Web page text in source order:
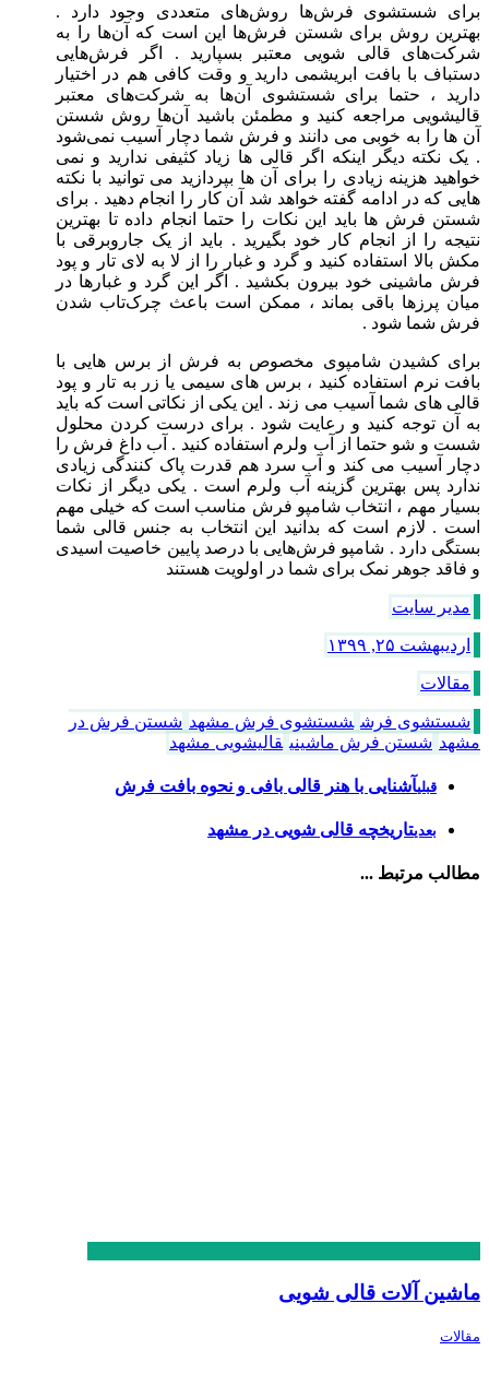
برای شستشوی فرش‌ها روش‌های متعددی وجود دارد .
بهترین روش برای شستن فرش‌ها این است که آن‌ها را به
شرکت‌های قالی شویی معتبر بسپارید . اگر فرش‌هایی
دستباف با بافت ابریشمی دارید و وقت کافی هم در اختیار
دارید ، حتما برای شستشوی آن‌ها به شرکت‌های معتبر
قالیشویی مراجعه کنید و مطمئن باشید آن‌ها روش شستن
آن ها را به خوبی می دانند و فرش شما دچار آسیب نمی‌شود
. یک نکته دیگر اینکه اگر قالی ها زیاد کثیفی ندارید و نمی
خواهید هزینه زیادی را برای آن ها بپردازید می توانید با نکته
هایی که در ادامه گفته خواهد شد آن کار را انجام دهید . برای
شستن فرش ها باید این نکات را حتما انجام داده تا بهترین
نتیجه را از انجام کار خود بگیرید . باید از یک جاروبرقی با
مکش بالا استفاده کنید و گرد و غبار را از لا به لای تار و پود
فرش ماشینی خود بیرون بکشید . اگر این گرد و غبار‌ها در
میان پرز‌ها باقی بماند ، ممکن است باعث چرک‌تاب شدن
فرش شما شود .
برای کشیدن شامپوی مخصوص به فرش از برس هایی با
بافت نرم استفاده کنید ، برس های سیمی یا زر به تار و پود
قالی های شما آسیب می زند . این یکی از نکاتی است که باید
به آن توجه کنید و رعایت شود . برای درست کردن محلول
شست و شو حتما از آب ولرم استفاده کنید . آب داغ فرش را
دچار آسیب می کند و آب سرد هم قدرت پاک کنندگی زیادی
ندارد پس بهترین گزینه آب ولرم است . یکی دیگر از نکات
بسیار مهم ، انتخاب شامپو فرش مناسب است که خیلی مهم
است . لازم است که بدانید این انتخاب به جنس قالی شما
بستگی دارد . شامپو فرش‌هایی با درصد پایین خاصیت اسیدی
و فاقد جوهر نمک برای شما در اولویت هستند
مدیر سایت
اردیبهشت ۲۵, ۱۳۹۹
مقالات
شستشوی فرش شستشوی فرش مشهد شستن فرش در
مشهد شستن فرش ماشینی قالیشویی مشهد
قبلیآشنایی با هنر قالی بافی و نحوه بافت فرش
بعدیتاریخچه قالی شویی در مشهد
مطالب مرتبط ...
ماشین آلات قالی شویی
مقالات